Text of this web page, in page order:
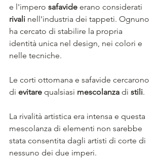
e l'impero safavide erano considerati
rivali nell'industria dei tappeti. Ognuno
ha cercato di stabilire la propria
identità unica nel design, nei colori e
nelle tecniche.
Le corti ottomana e safavide cercarono
di evitare qualsiasi mescolanza di stili.
La rivalità artistica era intensa e questa
mescolanza di elementi non sarebbe
stata consentita dagli artisti di corte di
nessuno dei due imperi.